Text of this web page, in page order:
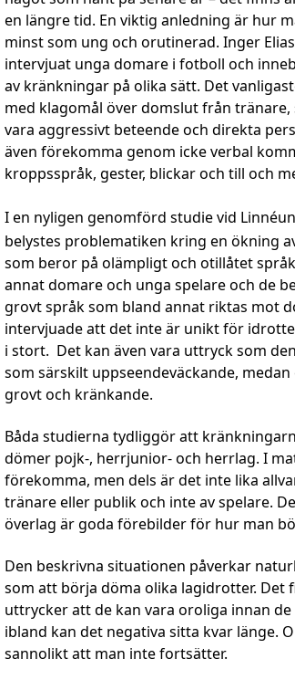
en längre tid. En viktig anledning är hur
minst som ung och orutinerad. Inger
intervjuat unga domare i fotboll och
av kränkningar på olika sätt. Det
med klagomål över domslut från
vara aggressivt beteende och direkta
även förekomma genom icke verbal
kroppsspråk, gester, blickar och till och
I en nyligen genomförd studie vid
belystes problematiken kring en ökning
som beror på olämpligt och otillåtet
annat domare och unga spelare och de
grovt språk som bland annat riktas mot
intervjuade att det inte är unikt för
i stort. Det kan även vara uttryck som
som särskilt uppseendeväckande,
grovt och kränkande.
Båda studierna tydliggör att
dömer pojk-, herrjunior- och herrlag. I
förekomma, men dels är det inte lika
tränare eller publik och inte av spelare.
överlag är goda förebilder för hur man
Den beskrivna situationen påverkar
som att börja döma olika lagidrotter. Det
uttrycker att de kan vara oroliga innan
ibland kan det negativa sitta kvar länge.
sannolikt att man inte fortsätter.